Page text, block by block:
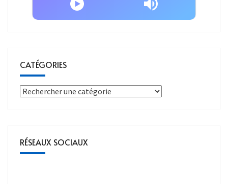
CATÉGORIES
RÉSEAUX SOCIAUX